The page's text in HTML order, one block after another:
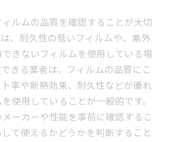
ルムの品質を確認することが大切
、耐久性の低いフィルムや、紫外
きないフィルムを使用している場
きる業者は、フィルムの品質にこ
率や断熱効果、耐久性などが優れ
使用していることが一般的です。
ーカーや性能を事前に確認するこ
て使えるかどうかを判断すること